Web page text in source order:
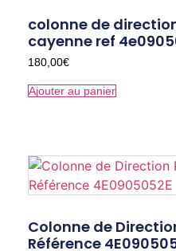
colonne de
cayenne ref
180,00€
Ajouter au panier
Colonne de
Référence